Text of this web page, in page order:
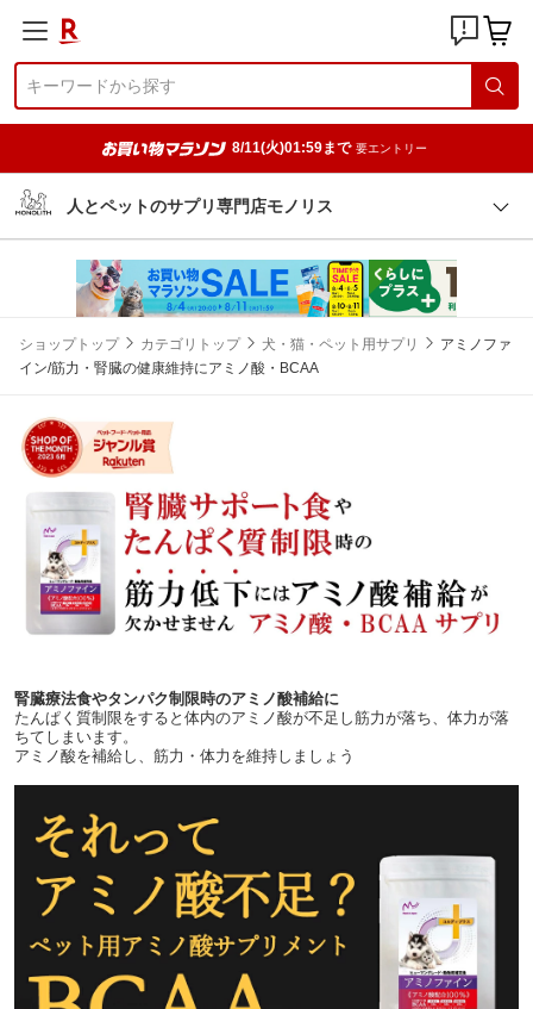
8/11(火)01:59まで 要エントリー
人とペットのサプリ専門店モノリス
ショップトップ カテゴリトップ 犬・猫・ペット用サプリ
アミノファ
イン/筋力・腎臓の健康維持にアミノ酸・BCAA
腎臓療法食やタンパク制限時のアミノ酸補給に
たんぱく質制限をすると体内のアミノ酸が不足し筋力が落ち、体力が落
ちてしまいます。
アミノ酸を補給し、筋力・体力を維持しましょう